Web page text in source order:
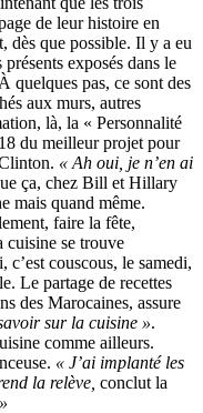
de leur histoire en
dès que possible. Il y a eu
exposés dans le
quelques pas, ce sont des
aux murs, autres
là, la « Personnalité
du meilleur projet pour
« Ah oui, je n’en ai
ça, chez Bill et Hillary
mais quand même.
faire la fête,
cuisine se trouve
c’est couscous, le samedi,
Le partage de recettes
des Marocaines, assure
sur la cuisine ».
comme ailleurs.
« J’ai implanté les
la relève, conclut la